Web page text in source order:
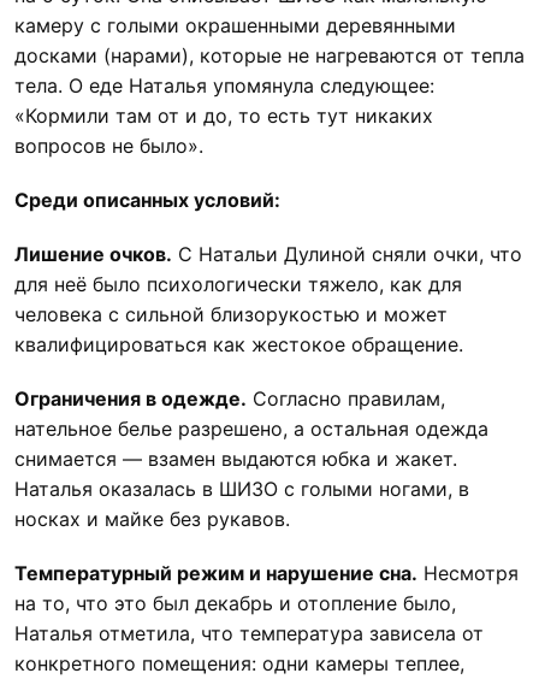
камеру с голыми окрашенными деревянными
досками (нарами), которые не нагреваются от тепла
тела. О еде Наталья упомянула следующее:
«Кормили там от и до, то есть тут никаких
вопросов не было».
Среди описанных условий:
Лишение очков. С Натальи Дулиной сняли очки, что
для неё было психологически тяжело, как для
человека с сильной близорукостью и может
квалифицироваться как жестокое обращение.
Ограничения в одежде. Согласно правилам,
нательное белье разрешено, а остальная одежда
снимается — взамен выдаются юбка и жакет.
Наталья оказалась в ШИЗО с голыми ногами, в
носках и майке без рукавов.
Температурный режим и нарушение сна. Несмотря
на то, что это был декабрь и отопление было,
Наталья отметила, что температура зависела от
конкретного помещения: одни камеры теплее,